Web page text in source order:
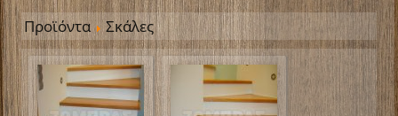
Προϊόντα Σκάλες